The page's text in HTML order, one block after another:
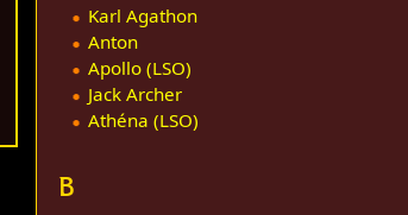
Karl Agathon
Anton
Apollo (LSO)
Jack Archer
Athéna (LSO)
B